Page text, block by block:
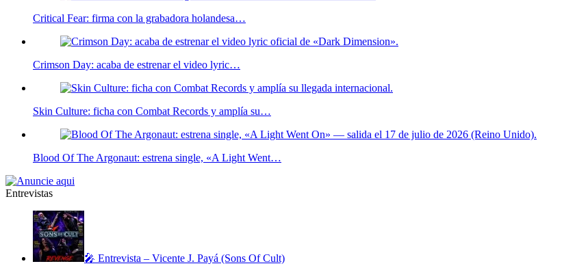
Critical Fear: firma con la grabadora holandesa…
Crimson Day: acaba de estrenar el video lyric…
Skin Culture: ficha con Combat Records y amplía su…
Blood Of The Argonaut: estrena single, «A Light Went…
Entrevistas
🎤 Entrevista – Vicente J. Payá (Sons Of Cult)